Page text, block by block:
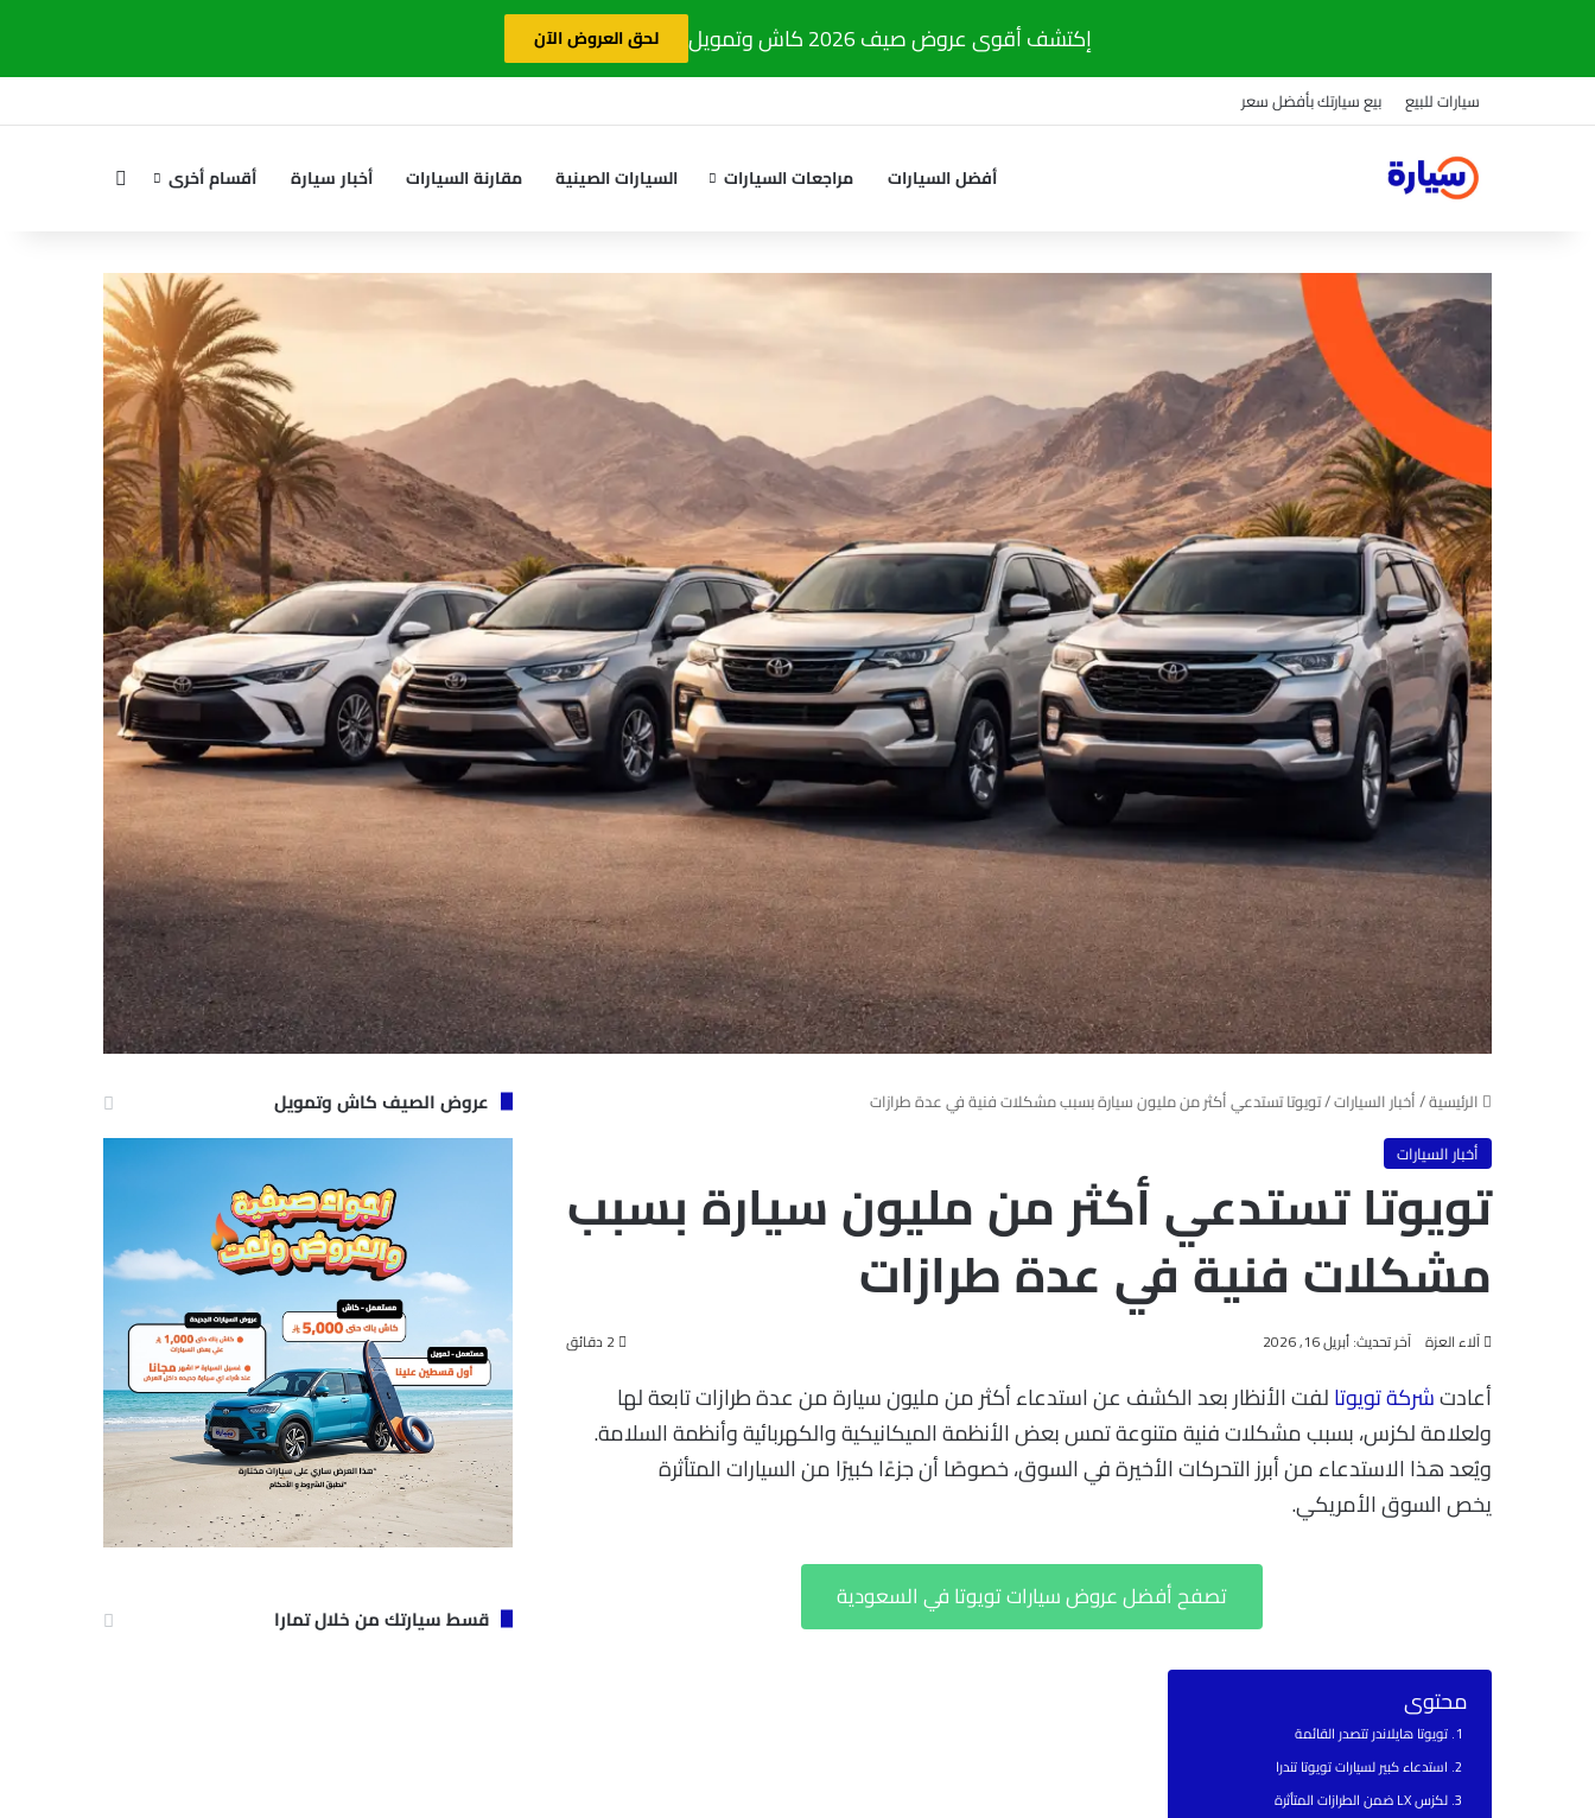
إكتشف أقوى عروض صيف 2026 كاش وتمويل لحق العروض الآن
سيارات للبيع بيع سيارتك بأفضل سعر
أفضل السيارات مراجعات السيارات السيارات الصينية مقارنة السيارات أخبار سيارة أقسام أخرى
الرئيسية/أخبار السيارات/تويوتا تستدعي أكثر من مليون سيارة بسبب مشكلات فنية في عدة طرازات
أخبار السيارات
تويوتا تستدعي أكثر من مليون سيارة بسبب
مشكلات فنية في عدة طرازات
آلاء العزة آخر تحديث: أبريل 16, 2026
أعادتشركة تويوتالفت الأنظار بعد الكشف عن استدعاء أكثر من مليون سيارة من عدة طرازات تابعة لها
ولعلامة لكزس، بسبب مشكلات فنية متنوعة تمس بعض الأنظمة الميكانيكية والكهربائية وأنظمة السلامة.
ويُعد هذا الاستدعاء من أبرز التحركات الأخيرة في السوق، خصوصًا أن جزءًا كبيرًا من السيارات المتأثرة
يخص السوق الأمريكي.
تصفح أفضل عروض سيارات تويوتا في السعودية
محتوى
تويوتا هايلاندر تتصدر القائمة
استدعاء كبير لسيارات تويوتا تندرا
لكزس LX ضمن الطرازات المتأثرة
عروض الصيف كاش وتمويل
قسط سيارتك من خلال تمارا